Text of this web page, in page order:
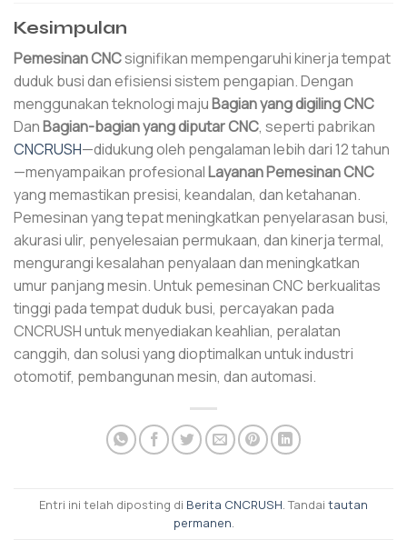
Kesimpulan
Pemesinan CNCsignifikan mempengaruhi kinerja tempat
duduk busi dan efisiensi sistem pengapian. Dengan
menggunakan teknologi majuBagian yang digiling CNC
DanBagian-bagian yang diputar CNC, seperti pabrikan
CNCRUSH—didukung oleh pengalaman lebih dari 12 tahun
—menyampaikan profesionalLayanan Pemesinan CNC
yang memastikan presisi, keandalan, dan ketahanan.
Pemesinan yang tepat meningkatkan penyelarasan busi,
akurasi ulir, penyelesaian permukaan, dan kinerja termal,
mengurangi kesalahan penyalaan dan meningkatkan
umur panjang mesin. Untuk pemesinan CNC berkualitas
tinggi pada tempat duduk busi, percayakan pada
CNCRUSH untuk menyediakan keahlian, peralatan
canggih, dan solusi yang dioptimalkan untuk industri
otomotif, pembangunan mesin, dan automasi.
Entri ini telah diposting di Berita CNCRUSH. Tandai tautan
permanen.